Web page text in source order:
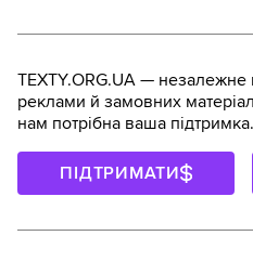
TEXTY.ORG.UA — незалежне
реклами й замовних
нам потрібна ваша підтримка.
ПІДТРИМАТИ